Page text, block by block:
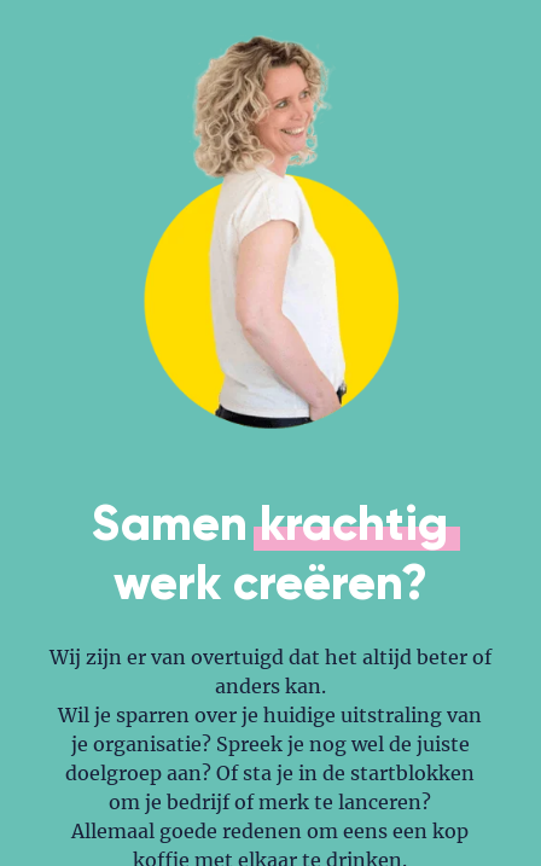
Samen krachtig
werk creëren?
Wij zijn er van overtuigd dat het altijd beter of
anders kan.
Wil je sparren over je huidige uitstraling van
je organisatie? Spreek je nog wel de juiste
doelgroep aan? Of sta je in de startblokken
om je bedrijf of merk te lanceren?
Allemaal goede redenen om eens een kop
koffie met elkaar te drinken.